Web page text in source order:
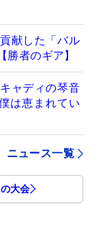
献した「バル
勝者のギア】
ャディの琴音
は恵まれてい
ニュース一覧
大会